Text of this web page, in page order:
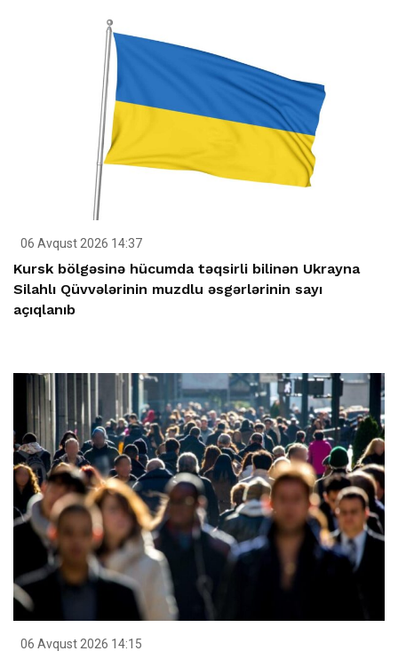
06 Avqust 2026 14:37
Kursk bölgəsinə hücumda təqsirli bilinən Ukrayna
Silahlı Qüvvələrinin muzdlu əsgərlərinin sayı
açıqlanıb
06 Avqust 2026 14:15